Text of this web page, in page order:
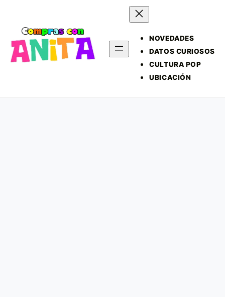
NOVEDADES
DATOS CURIOSOS
CULTURA POP
UBICACIÓN